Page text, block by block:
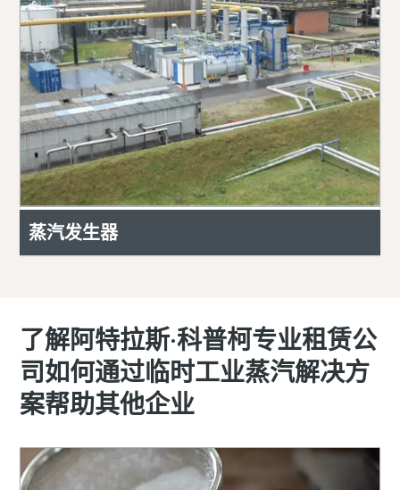
蒸汽发生器
了解阿特拉斯·科普柯专业租赁公
司如何通过临时工业蒸汽解决方
案帮助其他企业